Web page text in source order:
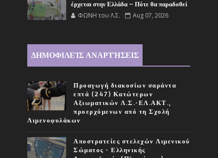
έρχεται στην Ελλάδα – Πότε θα παραδοθεί
ΦΩΝΗ του Λ.Σ. Aug 07, 2026
ΔΗΜΟΦΙΛΕΊΣ ΑΝΑΡΤΉΣΕΙΣ
Προαγωγή διακοσίων σαράντα
επτά (247) Κατώτερων
Αξιωματικών Λ.Σ.-ΕΛ.ΑΚΤ.,
προερχόμενων από τη Σχολή
Λιμενοφυλάκων
Αποστρατείες στελεχών Λιμενικού
Σώματος - Ελληνικής